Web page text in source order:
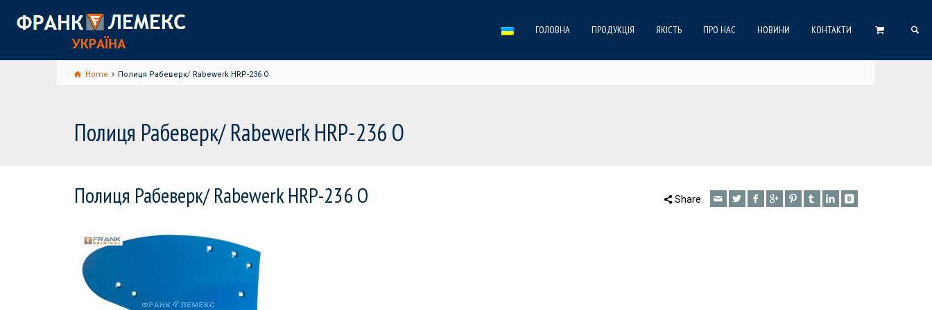
ГОЛОВНА ПРОДУКЦІЯ ЯКІСТЬ ПРО НАС НОВИНИ КОНТАКТИ
Home Полиця Рабеверк/ Rabewerk HRP-236 O
Полиця Рабеверк/ Rabewerk HRP-236 O
Полиця Рабеверк/ Rabewerk HRP-236 O Share